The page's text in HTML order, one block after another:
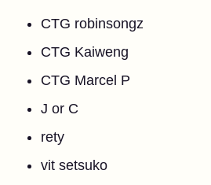
CTG robinsongz
CTG Kaiweng
CTG Marcel P
J or C
rety
vit setsuko